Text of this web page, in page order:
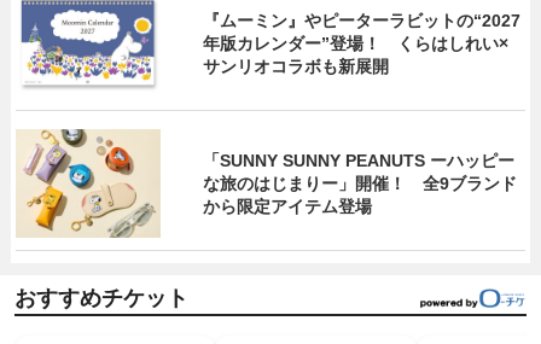
『ムーミン』やピーターラビットの“2027
年版カレンダー”登場！ くらはしれい×
サンリオコラボも新展開
「SUNNY SUNNY PEANUTS ーハッピー
な旅のはじまりー」開催！ 全9ブランド
から限定アイテム登場
おすすめチケット